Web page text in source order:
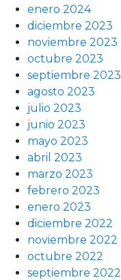
enero 2024
diciembre 2023
noviembre 2023
octubre 2023
septiembre 2023
agosto 2023
julio 2023
junio 2023
mayo 2023
abril 2023
marzo 2023
febrero 2023
enero 2023
diciembre 2022
noviembre 2022
octubre 2022
septiembre 2022